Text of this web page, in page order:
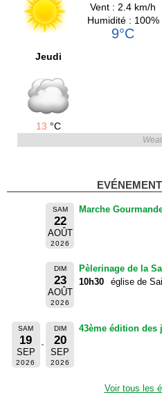
Vent : 2.4 km/h
Humidité : 100%
9°C
Jeudi
13 °C
SAM
22
AOÛT
2026
Marche
DIM
23
AOÛT
2026
Pèlerinage de la
10h30
église de
SAM
19
SEP
2026
DIM
20
SEP
2026
43ème édition des
Voir tous les